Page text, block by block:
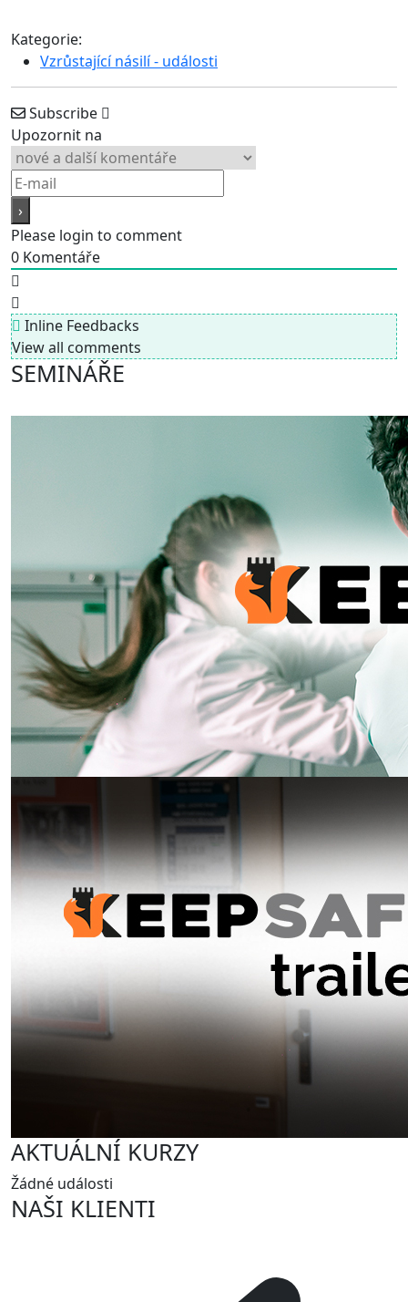
Kategorie:
Vzrůstající násilí - události
Subscribe
Upozornit na
Please login to comment
0 Komentáře
Inline Feedbacks
View all comments
SEMINÁŘE
AKTUÁLNÍ KURZY
Žádné události
NAŠI KLIENTI